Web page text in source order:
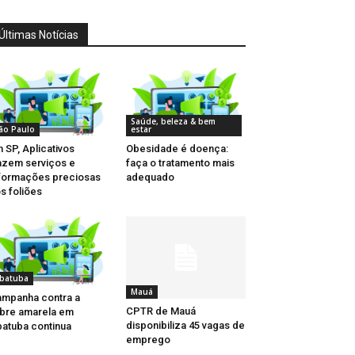
Notícias
Paulo
SP, Aplicativos
serviços e
preciosas
foliões
Saúde, beleza & bem
estar
Obesidade é doença:
faça o tratamento mais
adequado
contra a
amarela em
continua
Mauá
CPTR de Mauá
disponibiliza 45 vagas de
emprego